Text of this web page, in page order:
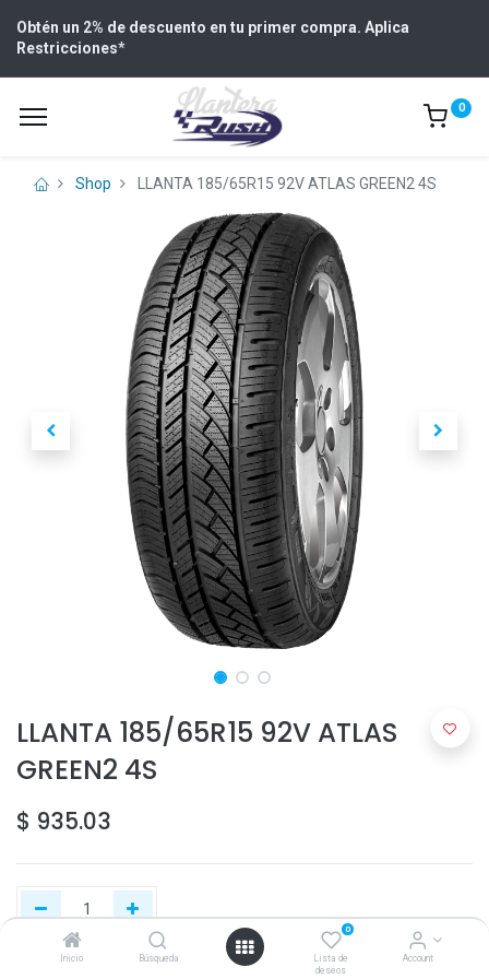
Inicio Búsqueda
0
Lista de
deseos
Account
Obtén un 2% de descuento en tu primer compra. Aplica
Restricciones*
0
Shop LLANTA 185/65R15 92V ATLAS GREEN2 4S
LLANTA 185/65R15 92V ATLAS
GREEN2 4S
$ 935.03